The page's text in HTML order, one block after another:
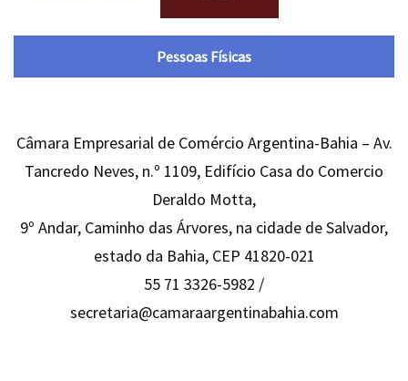
Pessoas Físicas
Câmara Empresarial de Comércio Argentina-Bahia – Av.
Tancredo Neves, n.º 1109, Edifício Casa do Comercio
Deraldo Motta,
9º Andar, Caminho das Árvores, na cidade de Salvador,
estado da Bahia, CEP 41820-021
55 71 3326-5982 /
secretaria@camaraargentinabahia.com